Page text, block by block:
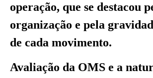
operação, que se destacou
organização e pela
de cada movimento.
Avaliação da OMS e a